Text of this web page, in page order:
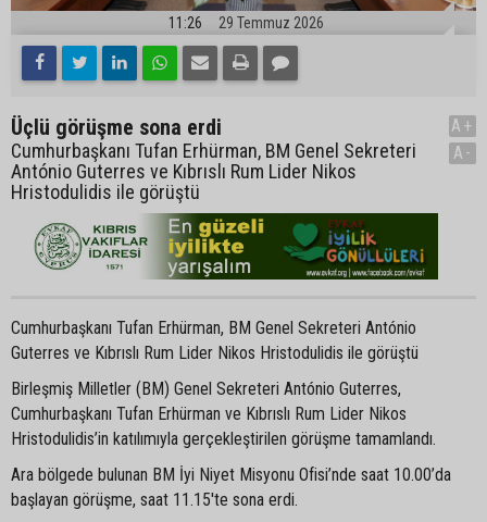
11:26 29 Temmuz 2026
Üçlü görüşme sona erdi
Cumhurbaşkanı Tufan Erhürman, BM Genel Sekreteri
António Guterres ve Kıbrıslı Rum Lider Nikos
Hristodulidis ile görüştü
A+
A-
Cumhurbaşkanı Tufan Erhürman, BM Genel Sekreteri António
Guterres ve Kıbrıslı Rum Lider Nikos Hristodulidis ile görüştü
Birleşmiş Milletler (BM) Genel Sekreteri António Guterres,
Cumhurbaşkanı Tufan Erhürman ve Kıbrıslı Rum Lider Nikos
Hristodulidis’in katılımıyla gerçekleştirilen görüşme tamamlandı.
Ara bölgede bulunan BM İyi Niyet Misyonu Ofisi’nde saat 10.00’da
başlayan görüşme, saat 11.15'te sona erdi.